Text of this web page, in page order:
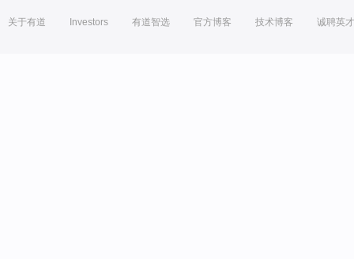
关于有道 Investors 有道智选 官方博客 技术博客 诚聘英才